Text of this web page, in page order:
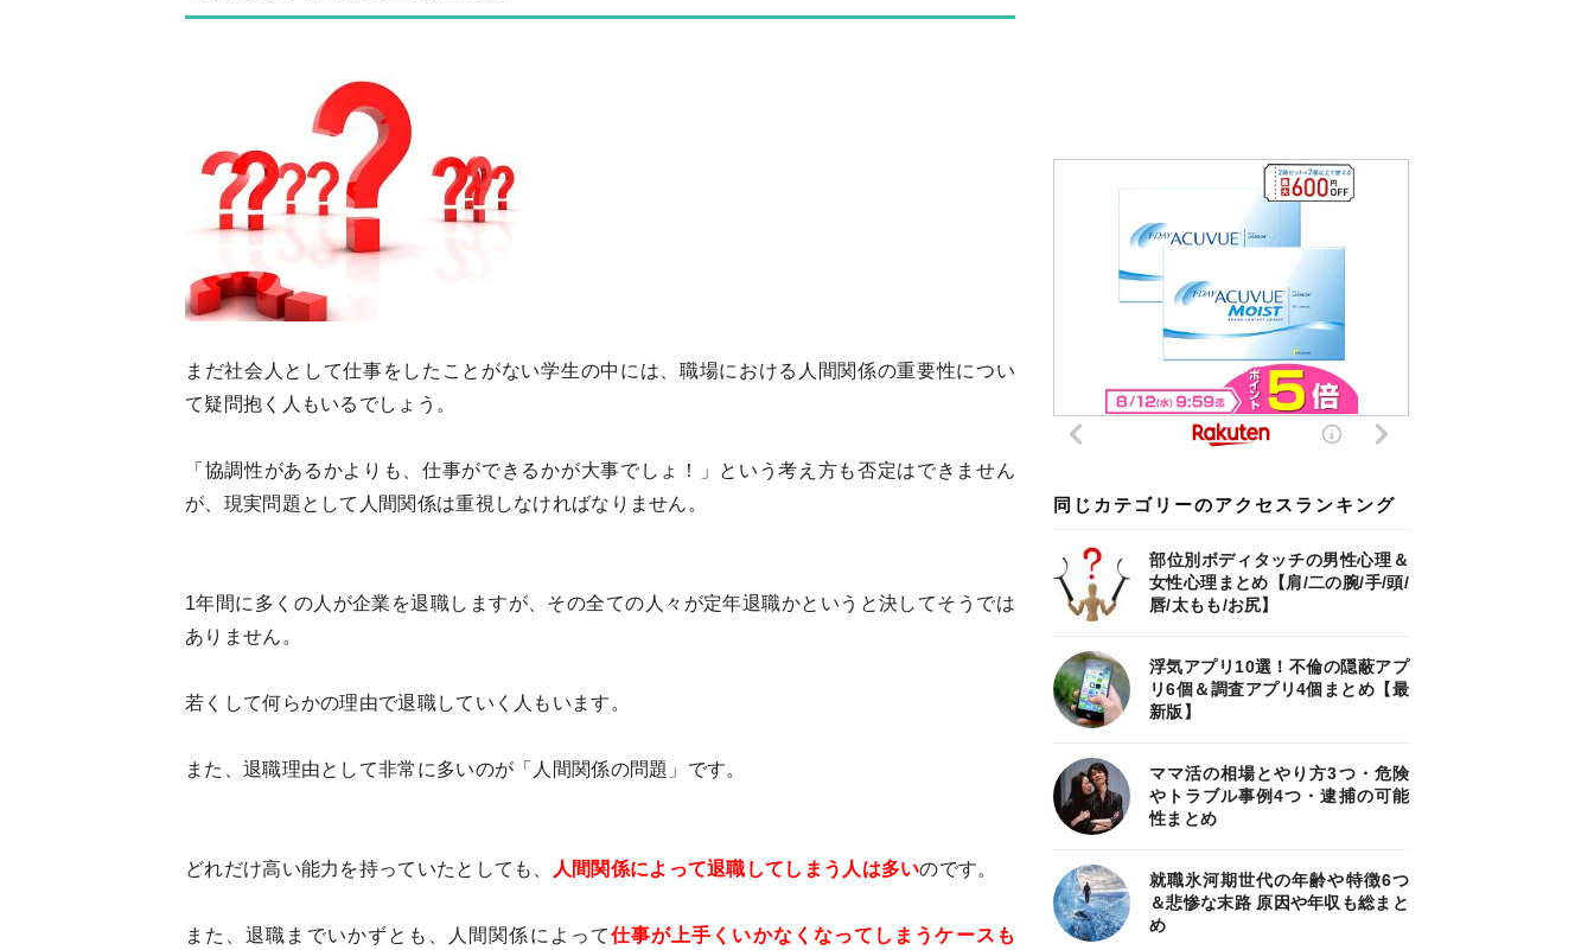
まだ社会人として仕事をしたことがない学生の中には、職場における人間関係の重要性につい
て疑問抱く人もいるでしょう。
「協調性があるかよりも、仕事ができるかが大事でしょ！」という考え方も否定はできません
が、現実問題として人間関係は重視しなければなりません。
1年間に多くの人が企業を退職しますが、その全ての人々が定年退職かというと決してそうでは
ありません。
若くして何らかの理由で退職していく人もいます。
また、退職理由として非常に多いのが「人間関係の問題」です。
どれだけ高い能力を持っていたとしても、 人間関係によって退職してしまう人は多いのです。
また、退職までいかずとも、人間関係によって仕事が上手くいかなくなってしまうケースも
同じカテゴリーのアクセスランキング
部位別ボディタッチの男性心理＆
女性心理まとめ【肩/二の腕/手/頭/
唇/太もも/お尻】
浮気アプリ10選！不倫の隠蔽アプ
リ6個＆調査アプリ4個まとめ【最
新版】
ママ活の相場とやり方3つ・危険
やトラブル事例4つ・逮捕の可能
性まとめ
就職氷河期世代の年齢や特徴6つ
＆悲惨な末路 原因や年収も総まと
め